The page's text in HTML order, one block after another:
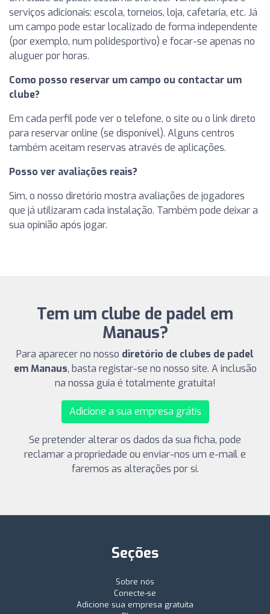
serviços adicionais: escola, torneios, loja, cafetaria, etc. Já
um campo pode estar localizado de forma independente
(por exemplo, num polidesportivo) e focar-se apenas no
aluguer por horas.
Como posso reservar um campo ou contactar um
clube?
Em cada perfil pode ver o telefone, o site ou o link direto
para reservar online (se disponível). Alguns centros
também aceitam reservas através de aplicações.
Posso ver avaliações reais?
Sim, o nosso diretório mostra avaliações de jogadores
que já utilizaram cada instalação. Também pode deixar a
sua opinião após jogar.
Tem um clube de padel em
Manaus?
Para aparecer no nosso diretório de clubes de padel
em Manaus, basta registar-se no nosso site. A inclusão
na nossa guia é totalmente gratuita!
Adicione a sua empresa grátis
Se pretender alterar os dados da sua ficha, pode
reclamar a propriedade ou enviar-nos um e-mail e
faremos as alterações por si.
Seções
Sobre nós
Conecte-se
Adicione sua empresa gratuita